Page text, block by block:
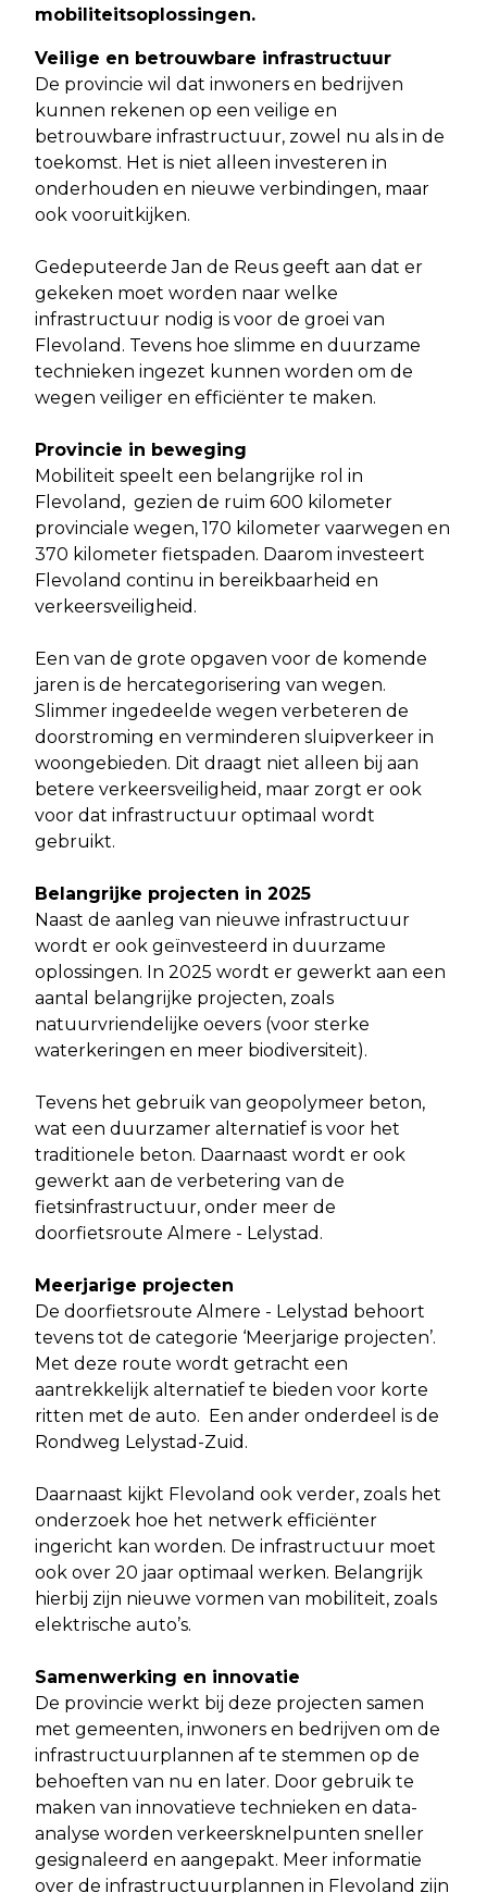
mobiliteitsoplossingen.
Veilige en betrouwbare infrastructuur
De provincie wil dat inwoners en bedrijven
kunnen rekenen op een veilige en
betrouwbare infrastructuur, zowel nu als in de
toekomst. Het is niet alleen investeren in
onderhouden en nieuwe verbindingen, maar
ook vooruitkijken.
Gedeputeerde Jan de Reus geeft aan dat er
gekeken moet worden naar welke
infrastructuur nodig is voor de groei van
Flevoland. Tevens hoe slimme en duurzame
technieken ingezet kunnen worden om de
wegen veiliger en efficiënter te maken.
Provincie in beweging
Mobiliteit speelt een belangrijke rol in
Flevoland, gezien de ruim 600 kilometer
provinciale wegen, 170 kilometer vaarwegen en
370 kilometer fietspaden. Daarom investeert
Flevoland continu in bereikbaarheid en
verkeersveiligheid.
Een van de grote opgaven voor de komende
jaren is de hercategorisering van wegen.
Slimmer ingedeelde wegen verbeteren de
doorstroming en verminderen sluipverkeer in
woongebieden. Dit draagt niet alleen bij aan
betere verkeersveiligheid, maar zorgt er ook
voor dat infrastructuur optimaal wordt
gebruikt.
Belangrijke projecten in 2025
Naast de aanleg van nieuwe infrastructuur
wordt er ook geïnvesteerd in duurzame
oplossingen. In 2025 wordt er gewerkt aan een
aantal belangrijke projecten, zoals
natuurvriendelijke oevers (voor sterke
waterkeringen en meer biodiversiteit).
Tevens het gebruik van geopolymeer beton,
wat een duurzamer alternatief is voor het
traditionele beton. Daarnaast wordt er ook
gewerkt aan de verbetering van de
fietsinfrastructuur, onder meer de
doorfietsroute Almere - Lelystad.
Meerjarige projecten
De doorfietsroute Almere - Lelystad behoort
tevens tot de categorie ‘Meerjarige projecten’.
Met deze route wordt getracht een
aantrekkelijk alternatief te bieden voor korte
ritten met de auto. Een ander onderdeel is de
Rondweg Lelystad-Zuid.
Daarnaast kijkt Flevoland ook verder, zoals het
onderzoek hoe het netwerk efficiënter
ingericht kan worden. De infrastructuur moet
ook over 20 jaar optimaal werken. Belangrijk
hierbij zijn nieuwe vormen van mobiliteit, zoals
elektrische auto’s.
Samenwerking en innovatie
De provincie werkt bij deze projecten samen
met gemeenten, inwoners en bedrijven om de
infrastructuurplannen af te stemmen op de
behoeften van nu en later. Door gebruik te
maken van innovatieve technieken en data-
analyse worden verkeersknelpunten sneller
gesignaleerd en aangepakt. Meer informatie
over de infrastructuurplannen in Flevoland zijn